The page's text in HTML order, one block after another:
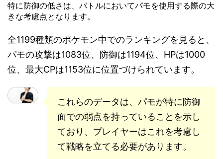
特に防御の低さは、バトルにおいてパモを使用する際の大
きな考慮点となります。
全1199種類のポケモン中でのランキングを見ると、
パモの攻撃は1083位、防御は1194位、HPは1000
位、最大CPは1153位に位置づけられています。
これらのデータは、パモが特に防御
面での弱点を持っていることを示し
ており、プレイヤーはこれを考慮し
て戦略を立てる必要があります。